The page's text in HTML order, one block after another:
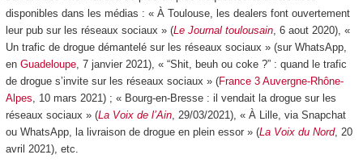
disponibles dans les médias : « À Toulouse, les dealers font ouvertement
leur pub sur les réseaux sociaux » (Le Journal toulousain, 6 aout 2020), «
Un trafic de drogue démantelé sur les réseaux sociaux » (sur WhatsApp,
en Guadeloupe, 7 janvier 2021), « “Shit, beuh ou coke ?” : quand le trafic
de drogue s’invite sur les réseaux sociaux » (France 3 Auvergne-Rhône-
Alpes , 10 mars 2021) ; « Bourg-en-Bresse : il vendait la drogue sur les
réseaux sociaux » (La Voix de l’Ain, 29/03/2021), « À Lille, via Snapchat
ou WhatsApp, la livraison de drogue en plein essor » (La Voix du Nord, 20
avril 2021), etc.